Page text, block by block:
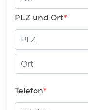
PLZ und Ort
PLZ
Ort
Telefon